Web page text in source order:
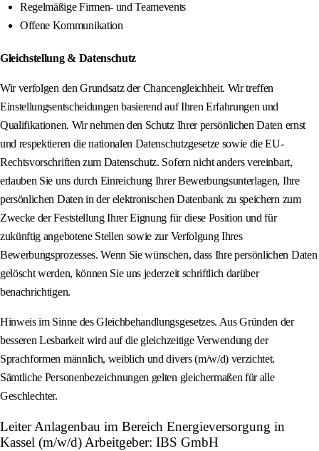
Regelmäßige Firmen- und Teamevents
Offene Kommunikation
Gleichstellung & Datenschutz
Wir verfolgen den Grundsatz der Chancengleichheit. Wir treffen
Einstellungsentscheidungen basierend auf Ihren Erfahrungen und
Qualifikationen. Wir nehmen den Schutz Ihrer persönlichen Daten ernst
und respektieren die nationalen Datenschutzgesetze sowie die EU-
Rechtsvorschriften zum Datenschutz. Sofern nicht anders vereinbart,
erlauben Sie uns durch Einreichung Ihrer Bewerbungsunterlagen, Ihre
persönlichen Daten in der elektronischen Datenbank zu speichern zum
Zwecke der Feststellung Ihrer Eignung für diese Position und für
zukünftig angebotene Stellen sowie zur Verfolgung Ihres
Bewerbungsprozesses. Wenn Sie wünschen, dass Ihre persönlichen Daten
gelöscht werden, können Sie uns jederzeit schriftlich darüber
benachrichtigen.
Hinweis im Sinne des Gleichbehandlungsgesetzes. Aus Gründen der
besseren Lesbarkeit wird auf die gleichzeitige Verwendung der
Sprachformen männlich, weiblich und divers (m/w/d) verzichtet.
Sämtliche Personenbezeichnungen gelten gleichermaßen für alle
Geschlechter.
Leiter Anlagenbau im Bereich Energieversorgung in
Kassel (m/w/d) Arbeitgeber: IBS GmbH